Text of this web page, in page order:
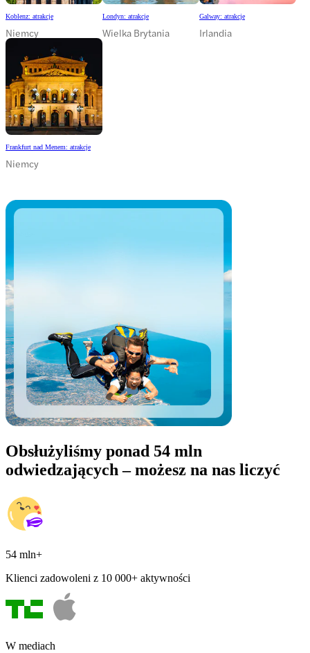
Koblenz: atrakcje
Niemcy
Londyn: atrakcje
Wielka Brytania
Galway: atrakcje
Irlandia
Frankfurt nad Menem: atrakcje
Niemcy
Obsłużyliśmy ponad 54 mln
odwiedzających – możesz na nas liczyć
54 mln+
Klienci zadowoleni z 10 000+ aktywności
W mediach